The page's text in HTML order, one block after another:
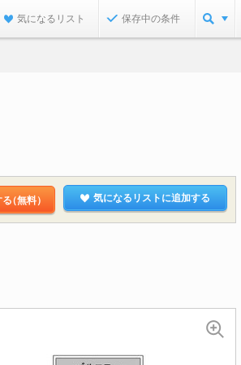
気になるリスト 保存中の条件
る（無料） 気になるリストに追加する